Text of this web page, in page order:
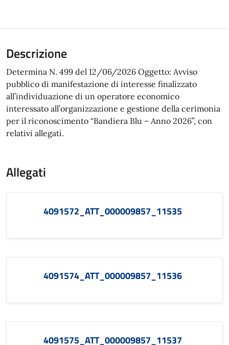
Descrizione
Determina N. 499 del 12/06/2026 Oggetto: Avviso
pubblico di manifestazione di interesse finalizzato
all’individuazione di un operatore economico
interessato all’organizzazione e gestione della cerimonia
per il riconoscimento “Bandiera Blu – Anno 2026”, con
relativi allegati.
Allegati
4091572_ATT_000009857_11535
4091574_ATT_000009857_11536
4091575_ATT_000009857_11537